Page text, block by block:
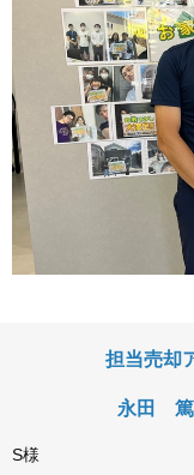
担当売却
永田
S様